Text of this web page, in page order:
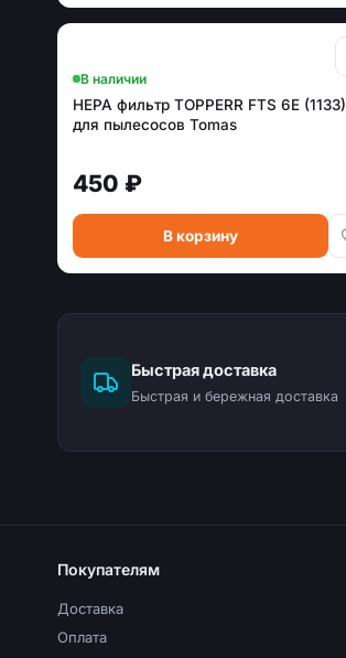
В наличии
HEPA фильтр TOPPERR FTS 6E (1133)
для пылесосов Tomas
450 ₽
В корзину
Быстрая доставка
Быстрая и бережная доставка
Покупателям
Доставка
Оплата